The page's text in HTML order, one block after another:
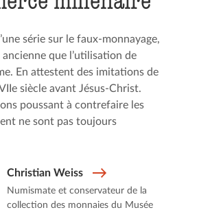
série sur le faux-monnayage,
que l’utilisation de
En attestent des imitations de
siècle avant Jésus-Christ.
poussant à contrefaire les
ne sont pas toujours
Christian Weiss
Numismate et conservateur de la
collection des monnaies du Musée